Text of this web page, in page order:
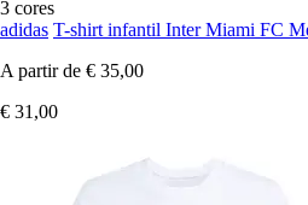
3 cores
adidas T-shirt infantil Inter Miami FC
A partir de € 35,00
€ 31,00